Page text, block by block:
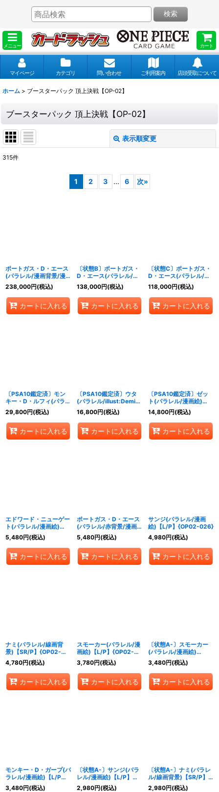
メニュー カート
検索
マイページ カテゴリ 問い合わせ ご利用案内 店頭受取について
ホーム > ブースターパック 頂上決戦【OP-02】
ブースターパック 頂上決戦【OP-02】
表示順変更
315件
1 2 3 ... 6 次»
ポートガス・D・エース
(パラレル/漫画背景/漫
画絵/左下ロゴ無)
【SR/SP】{OP02-013}
238,000円(税込)
カートに入れる
〔状態B〕ポートガス・
D・エース(パラレル/漫
画背景/漫画絵/左下ロゴ
無)【SR/SP】{OP02-
013}
138,000円(税込)
カートに入れる
〔状態C〕ポートガス・
D・エース(パラレル/漫
画背景/漫画絵/左下ロゴ
無)【SR/SP】{OP02-
013}
118,000円(税込)
カートに入れる
〔PSA10鑑定済〕モン
キー・D・ルフィ(パラレ
ル/illust:AKIRA
EGAWA)【SR/P】
{OP02-062}
29,800円(税込)
カートに入れる
〔PSA10鑑定済〕ウタ
(パラレル/illust:Demizu
Posuka)【SEC/P】
{OP02-120}
16,800円(税込)
カートに入れる
〔PSA10鑑定済〕ゼッ
ト(パラレル/漫画絵)
【L/P】{OP02-072}
14,800円(税込)
カートに入れる
エドワード・ニューゲー
ト(パラレル/漫画絵)
【L/P】{OP02-001}
5,480円(税込)
カートに入れる
ポートガス・D・エース
(パラレル/赤背景/漫画
絵)【SR/P】{OP02-
013}
5,480円(税込)
カートに入れる
サンジ(パラレル/漫画
絵)【L/P】{OP02-026}
4,980円(税込)
カートに入れる
ナミ(パラレル/線画背
景)【SR/P】{OP02-
036}
4,780円(税込)
カートに入れる
スモーカー(パラレル/漫
画絵)【L/P】{OP02-
093}
3,780円(税込)
カートに入れる
〔状態A-〕スモーカー
(パラレル/漫画絵)
【L/P】{OP02-093}
3,480円(税込)
カートに入れる
モンキー・D・ガープ(パ
ラレル/漫画絵)【L/P】
{OP02-002}
3,480円(税込)
〔状態A-〕サンジ(パラ
レル/漫画絵)【L/P】
{OP02-026}
2,980円(税込)
〔状態A-〕ナミ(パラレ
ル/線画背景)【SR/P】
{OP02-036}
2,980円(税込)